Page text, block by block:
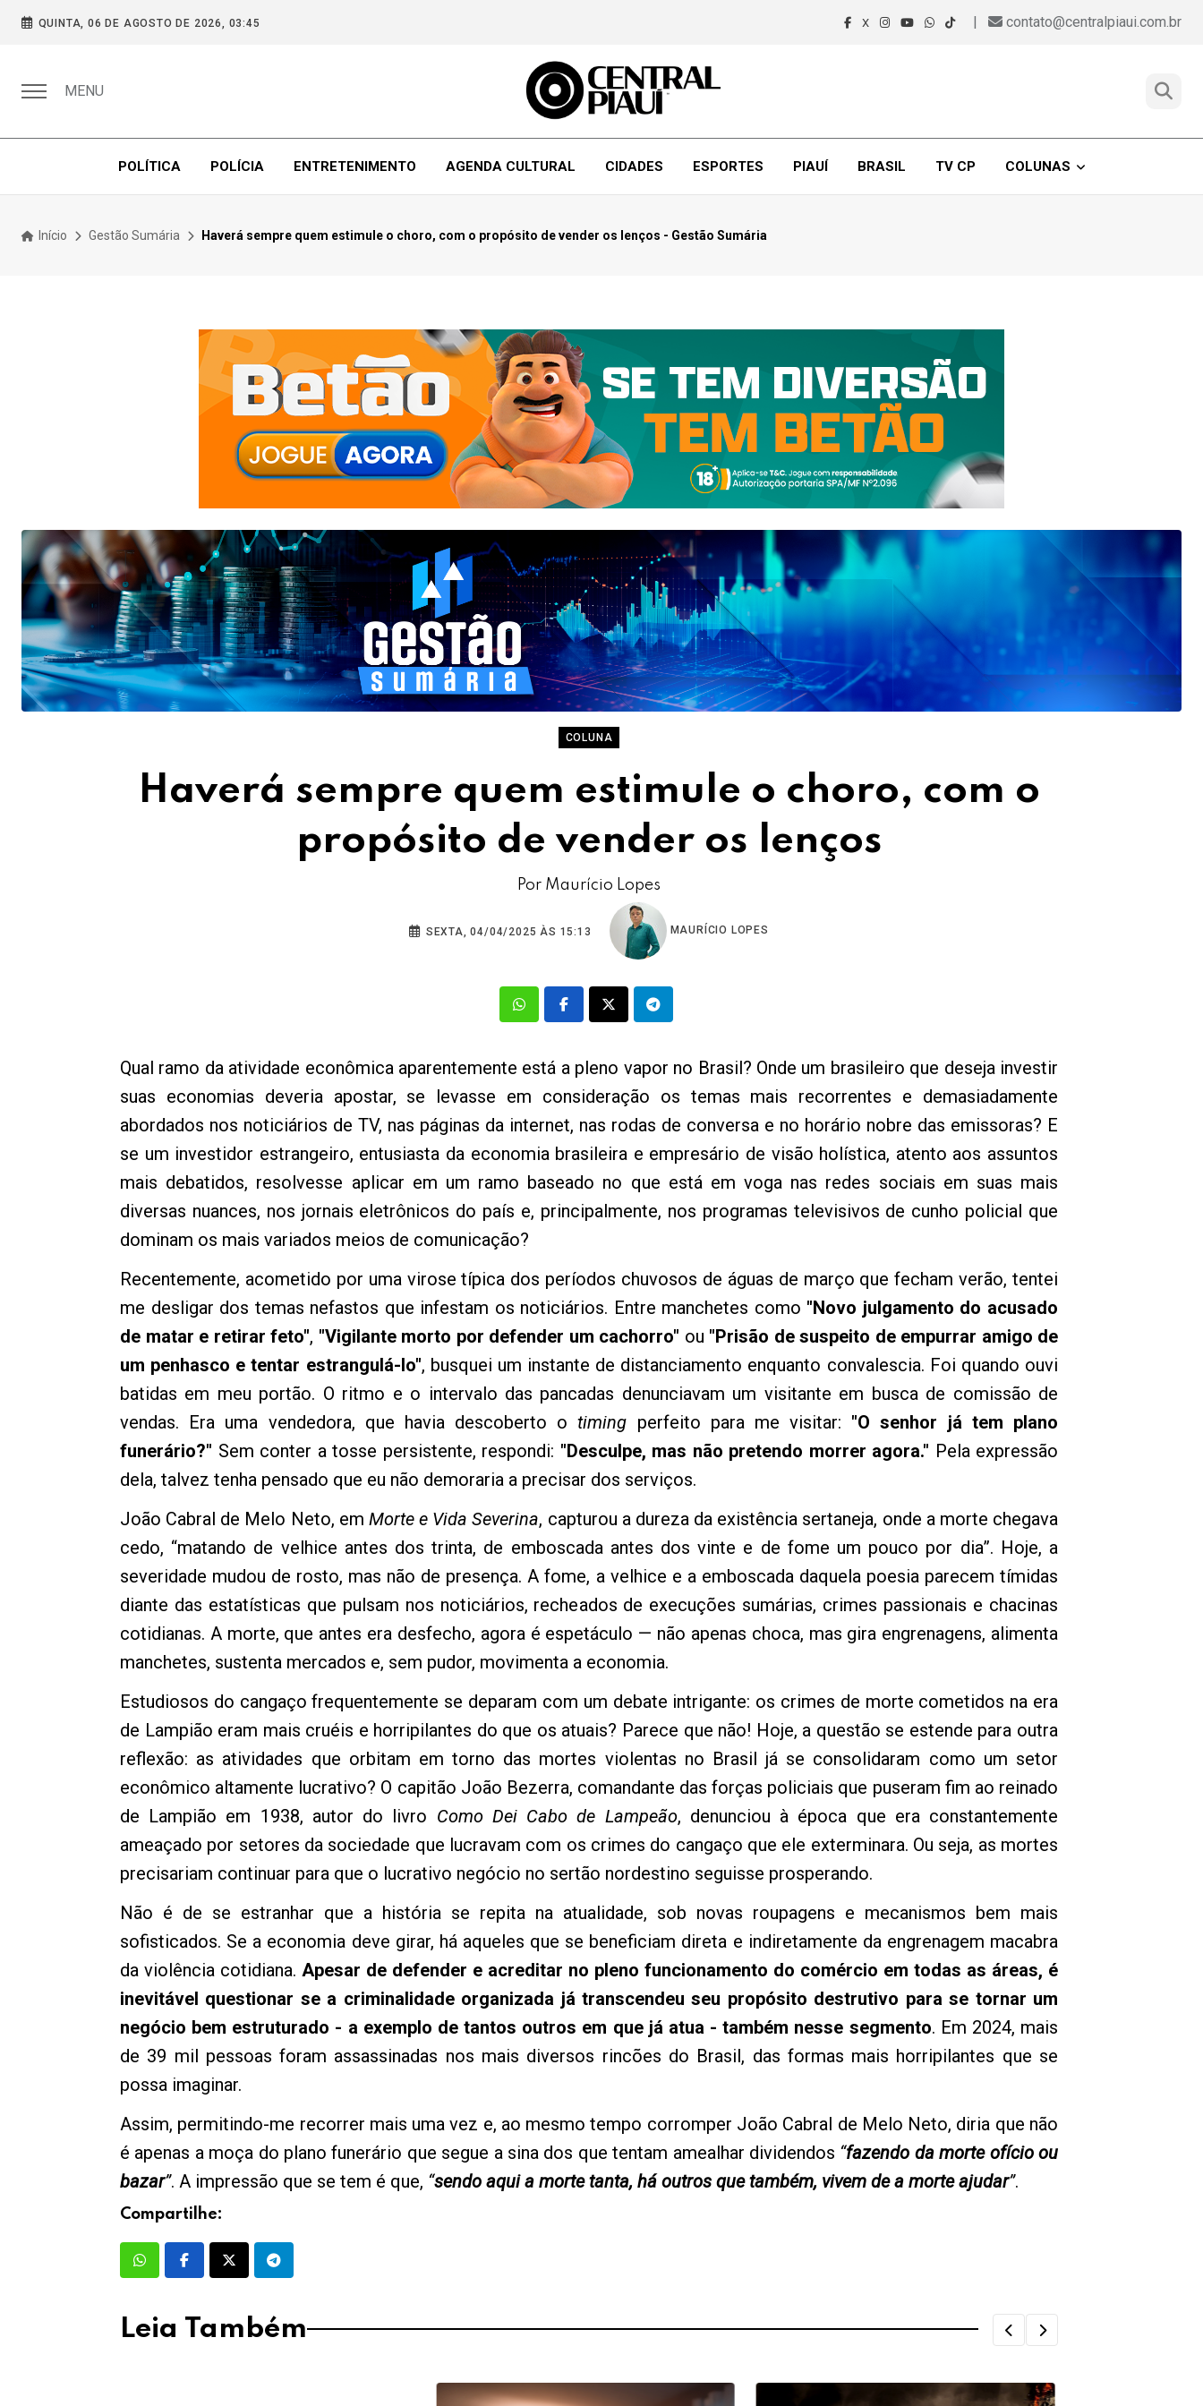
QUINTA, 06 DE AGOSTO DE 2026, 03:45 X | contato@centralpiaui.com.br
MENU
POLÍTICA POLÍCIA ENTRETENIMENTO AGENDA CULTURAL CIDADES ESPORTES PIAUÍ BRASIL TV CP COLUNAS
Início Gestão Sumária Haverá sempre quem estimule o choro, com o propósito de vender os lenços - Gestão Sumária
COLUNA
Haverá sempre quem estimule o choro, com o
propósito de vender os lenços
Por Maurício Lopes
SEXTA, 04/04/2025 ÀS 15:13 MAURÍCIO LOPES
Qual ramo da atividade econômica aparentemente está a pleno vapor no Brasil? Onde um brasileiro que deseja investir
suas economias deveria apostar, se levasse em consideração os temas mais recorrentes e demasiadamente
abordados nos noticiários de TV, nas páginas da internet, nas rodas de conversa e no horário nobre das emissoras? E
se um investidor estrangeiro, entusiasta da economia brasileira e empresário de visão holística, atento aos assuntos
mais debatidos, resolvesse aplicar em um ramo baseado no que está em voga nas redes sociais em suas mais
diversas nuances, nos jornais eletrônicos do país e, principalmente, nos programas televisivos de cunho policial que
dominam os mais variados meios de comunicação?
Recentemente, acometido por uma virose típica dos períodos chuvosos de águas de março que fecham verão, tentei
me desligar dos temas nefastos que infestam os noticiários. Entre manchetes como "Novo julgamento do acusado
de matar e retirar feto", "Vigilante morto por defender um cachorro" ou "Prisão de suspeito de empurrar amigo de
um penhasco e tentar estrangulá-lo", busquei um instante de distanciamento enquanto convalescia. Foi quando ouvi
batidas em meu portão. O ritmo e o intervalo das pancadas denunciavam um visitante em busca de comissão de
vendas. Era uma vendedora, que havia descoberto otiming perfeito para me visitar: "O senhor já tem plano
funerário?" Sem conter a tosse persistente, respondi: "Desculpe, mas não pretendo morrer agora." Pela expressão
dela, talvez tenha pensado que eu não demoraria a precisar dos serviços.
João Cabral de Melo Neto, em Morte e Vida Severina, capturou a dureza da existência sertaneja, onde a morte chegava
cedo, “matando de velhice antes dos trinta, de emboscada antes dos vinte e de fome um pouco por dia”. Hoje, a
severidade mudou de rosto, mas não de presença. A fome, a velhice e a emboscada daquela poesia parecem tímidas
diante das estatísticas que pulsam nos noticiários, recheados de execuções sumárias, crimes passionais e chacinas
cotidianas. A morte, que antes era desfecho, agora é espetáculo — não apenas choca, mas gira engrenagens, alimenta
manchetes, sustenta mercados e, sem pudor, movimenta a economia.
Estudiosos do cangaço frequentemente se deparam com um debate intrigante: os crimes de morte cometidos na era
de Lampião eram mais cruéis e horripilantes do que os atuais? Parece que não! Hoje, a questão se estende para outra
reflexão: as atividades que orbitam em torno das mortes violentas no Brasil já se consolidaram como um setor
econômico altamente lucrativo? O capitão João Bezerra, comandante das forças policiais que puseram fim ao reinado
de Lampião em 1938, autor do livro Como Dei Cabo de Lampeão, denunciou à época que era constantemente
ameaçado por setores da sociedade que lucravam com os crimes do cangaço que ele exterminara. Ou seja, as mortes
precisariam continuar para que o lucrativo negócio no sertão nordestino seguisse prosperando.
Não é de se estranhar que a história se repita na atualidade, sob novas roupagens e mecanismos bem mais
sofisticados. Se a economia deve girar, há aqueles que se beneficiam direta e indiretamente da engrenagem macabra
da violência cotidiana. Apesar de defender e acreditar no pleno funcionamento do comércio em todas as áreas, é
inevitável questionar se a criminalidade organizada já transcendeu seu propósito destrutivo para se tornar um
negócio bem estruturado - a exemplo de tantos outros em que já atua - também nesse segmento. Em 2024, mais
de 39 mil pessoas foram assassinadas nos mais diversos rincões do Brasil, das formas mais horripilantes que se
possa imaginar.
Assim, permitindo-me recorrer mais uma vez e, ao mesmo tempo corromper João Cabral de Melo Neto, diria que não
é apenas a moça do plano funerário que segue a sina dos que tentam amealhar dividendos “fazendo da morte ofício ou
bazar”. A impressão que se tem é que, “sendo aqui a morte tanta, há outros que também, vivem de a morte ajudar”.
Compartilhe:
Leia Também